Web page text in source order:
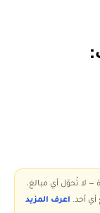
— لا تُحوّل أي مبالغ،
أي أحد. اعرف المزيد